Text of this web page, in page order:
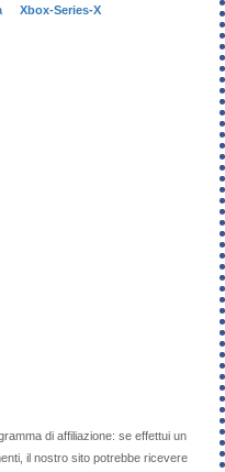
Xbox-Series-X
di affiliazione: se effettui un
il nostro sito potrebbe ricevere